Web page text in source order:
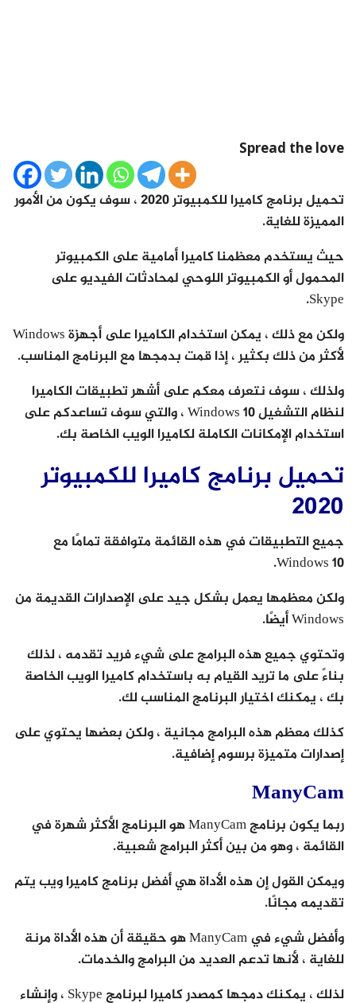
Spread the love
تحميل برنامج كاميرا للكمبيوتر 2020 ، سوف يكون من الأمور
المميزة للغاية.
حيث يستخدم معظمنا كاميرا أمامية على الكمبيوتر
المحمول أو الكمبيوتر اللوحي لمحادثات الفيديو على
Skype.
ولكن مع ذلك ، يمكن استخدام الكاميرا على أجهزة Windows
لأكثر من ذلك بكثير ، إذا قمت بدمجها مع البرنامج المناسب.
ولذلك ، سوف نتعرف معكم على أشهر تطبيقات الكاميرا
لنظام التشغيل Windows 10 ، والتي سوف تساعدكم على
استخدام الإمكانات الكاملة لكاميرا الويب الخاصة بك.
تحميل برنامج كاميرا للكمبيوتر
2020
جميع التطبيقات في هذه القائمة متوافقة تمامًا مع
Windows 10.
ولكن معظمها يعمل بشكل جيد على الإصدارات القديمة من
Windows أيضًا.
وتحتوي جميع هذه البرامج على شيء فريد تقدمه ، لذلك
بناءً على ما تريد القيام به باستخدام كاميرا الويب الخاصة
بك ، يمكنك اختيار البرنامج المناسب لك.
كذلك معظم هذه البرامج مجانية ، ولكن بعضها يحتوي على
إصدارات متميزة برسوم إضافية.
ManyCam
ربما يكون برنامج ManyCam هو البرنامج الأكثر شهرة في
القائمة ، وهو من بين أكثر البرامج شعبية.
ويمكن القول إن هذه الأداة هي أفضل برنامج كاميرا ويب يتم
تقديمه مجانًا.
وأفضل شيء في ManyCam هو حقيقة أن هذه الأداة مرنة
للغاية ، لأنها تدعم العديد من البرامج والخدمات.
لذلك ، يمكنك دمجها كمصدر كاميرا لبرنامج Skype ، وإنشاء